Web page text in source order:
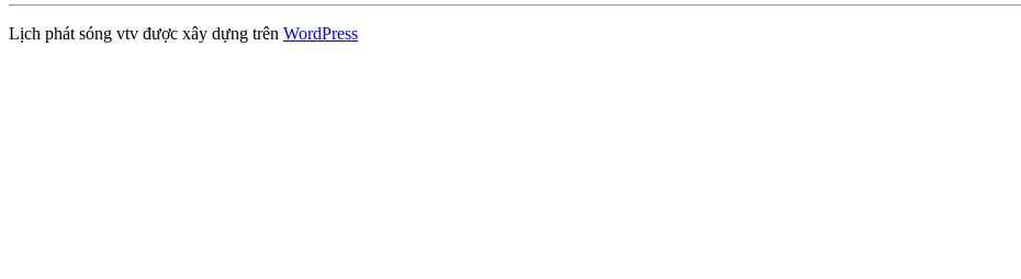
Lịch phát sóng vtv được xây dựng trên WordPress